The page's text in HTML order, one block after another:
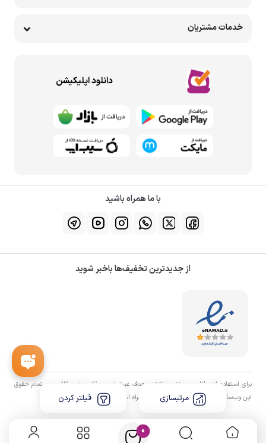
مرتبسازی فیلتر کردن
0
خدمات مشتریان
دانلود اپلیکیشن
با ما همراه باشید
از جدیدترین تخفیف‌ها باخبر شوید
برای استفاده از مطالب هستش، داشتن «هدف غیرتجاری» و ذکر «منبع» کافیست. تمام حقوق
اين وب‌سايت نیز برای شرکت آروین اعتماد همراه است.